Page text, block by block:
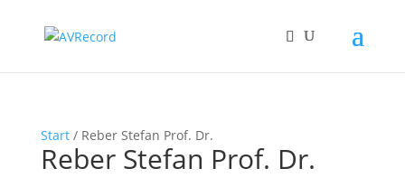
Start/ Reber Stefan Prof. Dr.
Reber Stefan Prof. Dr.